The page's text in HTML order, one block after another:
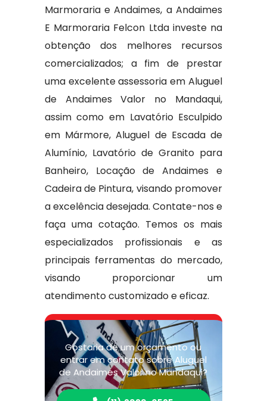
Marmoraria e Andaimes, a Andaimes
E Marmoraria Felcon Ltda investe na
obtenção dos melhores recursos
comercializados; a fim de prestar
uma excelente assessoria em Aluguel
de Andaimes Valor no Mandaqui,
assim como em Lavatório Esculpido
em Mármore, Aluguel de Escada de
Alumínio, Lavatório de Granito para
Banheiro, Locação de Andaimes e
Cadeira de Pintura, visando promover
a excelência desejada. Contate-nos e
faça uma cotação. Temos os mais
especializados profissionais e as
principais ferramentas do mercado,
visando proporcionar um
atendimento customizado e eficaz.
Gostaria de um orçamento ou
entrar em contato sobre Aluguel
de Andaimes Valor no Mandaqui?